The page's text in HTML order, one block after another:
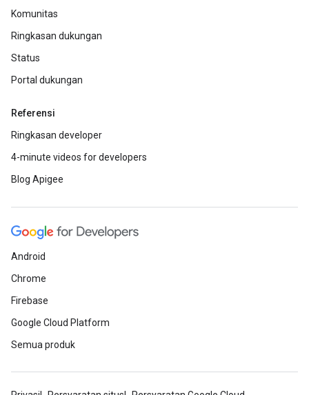
Komunitas
Ringkasan dukungan
Status
Portal dukungan
Referensi
Ringkasan developer
4-minute videos for developers
Blog Apigee
Android
Chrome
Firebase
Google Cloud Platform
Semua produk